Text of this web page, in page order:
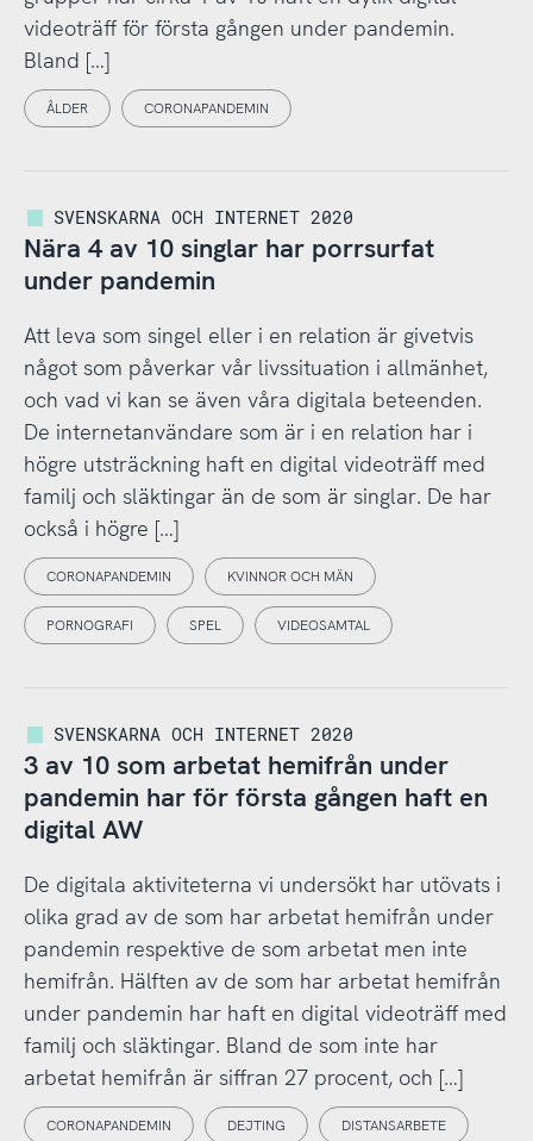
videoträff för första gången under pandemin.
Bland […]
ÅLDER CORONAPANDEMIN
SVENSKARNA OCH INTERNET 2020
Nära 4 av 10 singlar har porrsurfat
under pandemin
Att leva som singel eller i en relation är givetvis
något som påverkar vår livssituation i allmänhet,
och vad vi kan se även våra digitala beteenden.
De internetanvändare som är i en relation har i
högre utsträckning haft en digital videoträff med
familj och släktingar än de som är singlar. De har
också i högre […]
CORONAPANDEMIN KVINNOR OCH MÄN
PORNOGRAFI SPEL VIDEOSAMTAL
SVENSKARNA OCH INTERNET 2020
3 av 10 som arbetat hemifrån under
pandemin har för första gången haft en
digital AW
De digitala aktiviteterna vi undersökt har utövats i
olika grad av de som har arbetat hemifrån under
pandemin respektive de som arbetat men inte
hemifrån. Hälften av de som har arbetat hemifrån
under pandemin har haft en digital videoträff med
familj och släktingar. Bland de som inte har
arbetat hemifrån är siffran 27 procent, och […]
CORONAPANDEMIN DEJTING DISTANSARBETE